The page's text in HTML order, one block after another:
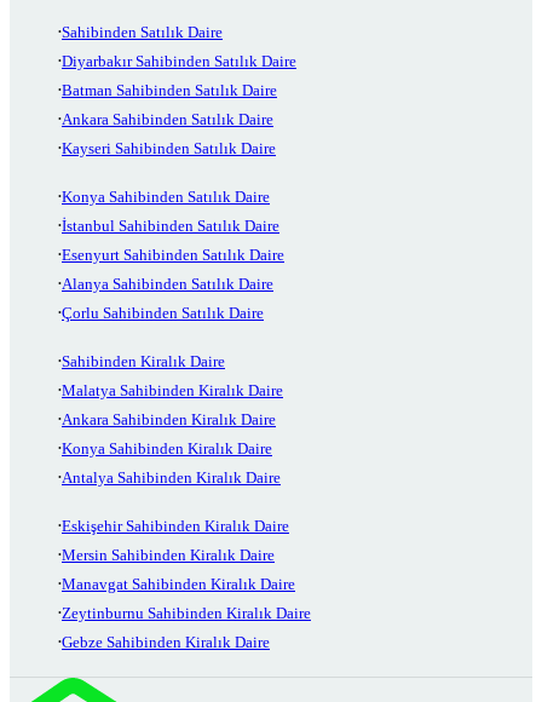
Sahibinden Satılık Daire
Diyarbakır Sahibinden Satılık Daire
Batman Sahibinden Satılık Daire
Ankara Sahibinden Satılık Daire
Kayseri Sahibinden Satılık Daire
Konya Sahibinden Satılık Daire
İstanbul Sahibinden Satılık Daire
Esenyurt Sahibinden Satılık Daire
Alanya Sahibinden Satılık Daire
Çorlu Sahibinden Satılık Daire
Sahibinden Kiralık Daire
Malatya Sahibinden Kiralık Daire
Ankara Sahibinden Kiralık Daire
Konya Sahibinden Kiralık Daire
Antalya Sahibinden Kiralık Daire
Eskişehir Sahibinden Kiralık Daire
Mersin Sahibinden Kiralık Daire
Manavgat Sahibinden Kiralık Daire
Zeytinburnu Sahibinden Kiralık Daire
Gebze Sahibinden Kiralık Daire